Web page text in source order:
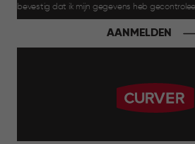
bevestig dat ik mijn gegevens heb
AANMELDEN